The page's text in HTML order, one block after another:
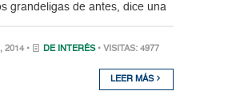
grandeligas de antes, dice una
2014 • DE INTERÉS • VISITAS: 4977
LEER MÁS